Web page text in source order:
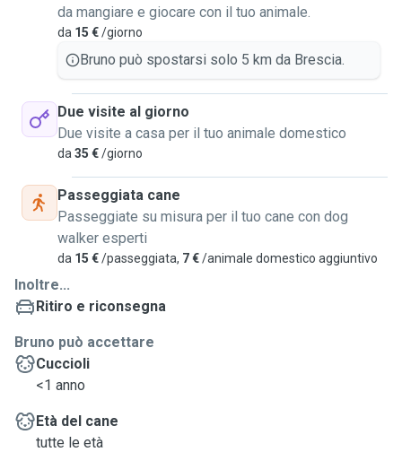
da mangiare e giocare con il tuo animale.
da 15 €/giorno
Bruno può spostarsi solo 5 km da Brescia.
Due visite al giorno
Due visite a casa per il tuo animale domestico
da 35 €/giorno
Passeggiata cane
Passeggiate su misura per il tuo cane con dog
walker esperti
da 15 €/passeggiata, 7 €/animale domestico aggiuntivo
Inoltre...
Ritiro e riconsegna
Bruno può accettare
Cuccioli
<1 anno
Età del cane
tutte le età